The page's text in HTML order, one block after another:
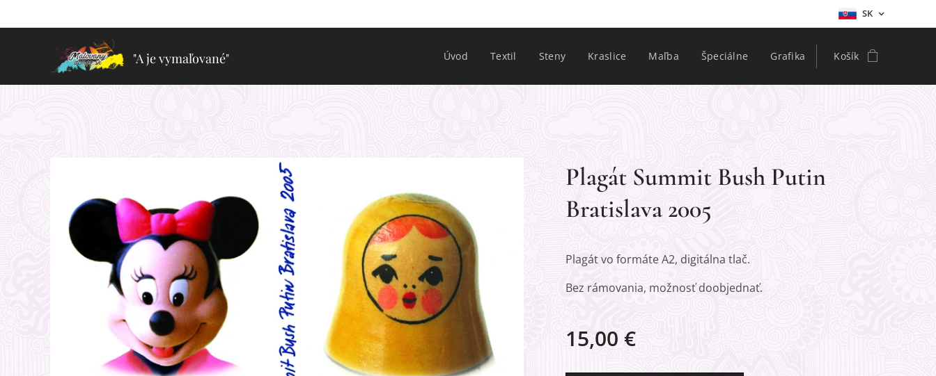
SK
"A je vymaľované" Úvod Textil Steny Kraslice Maľba Špeciálne Grafika Košík
Plagát Summit Bush Putin
Bratislava 2005
Plagát vo formáte A2, digitálna tlač.
Bez rámovania, možnosť doobjednať.
15,00 €